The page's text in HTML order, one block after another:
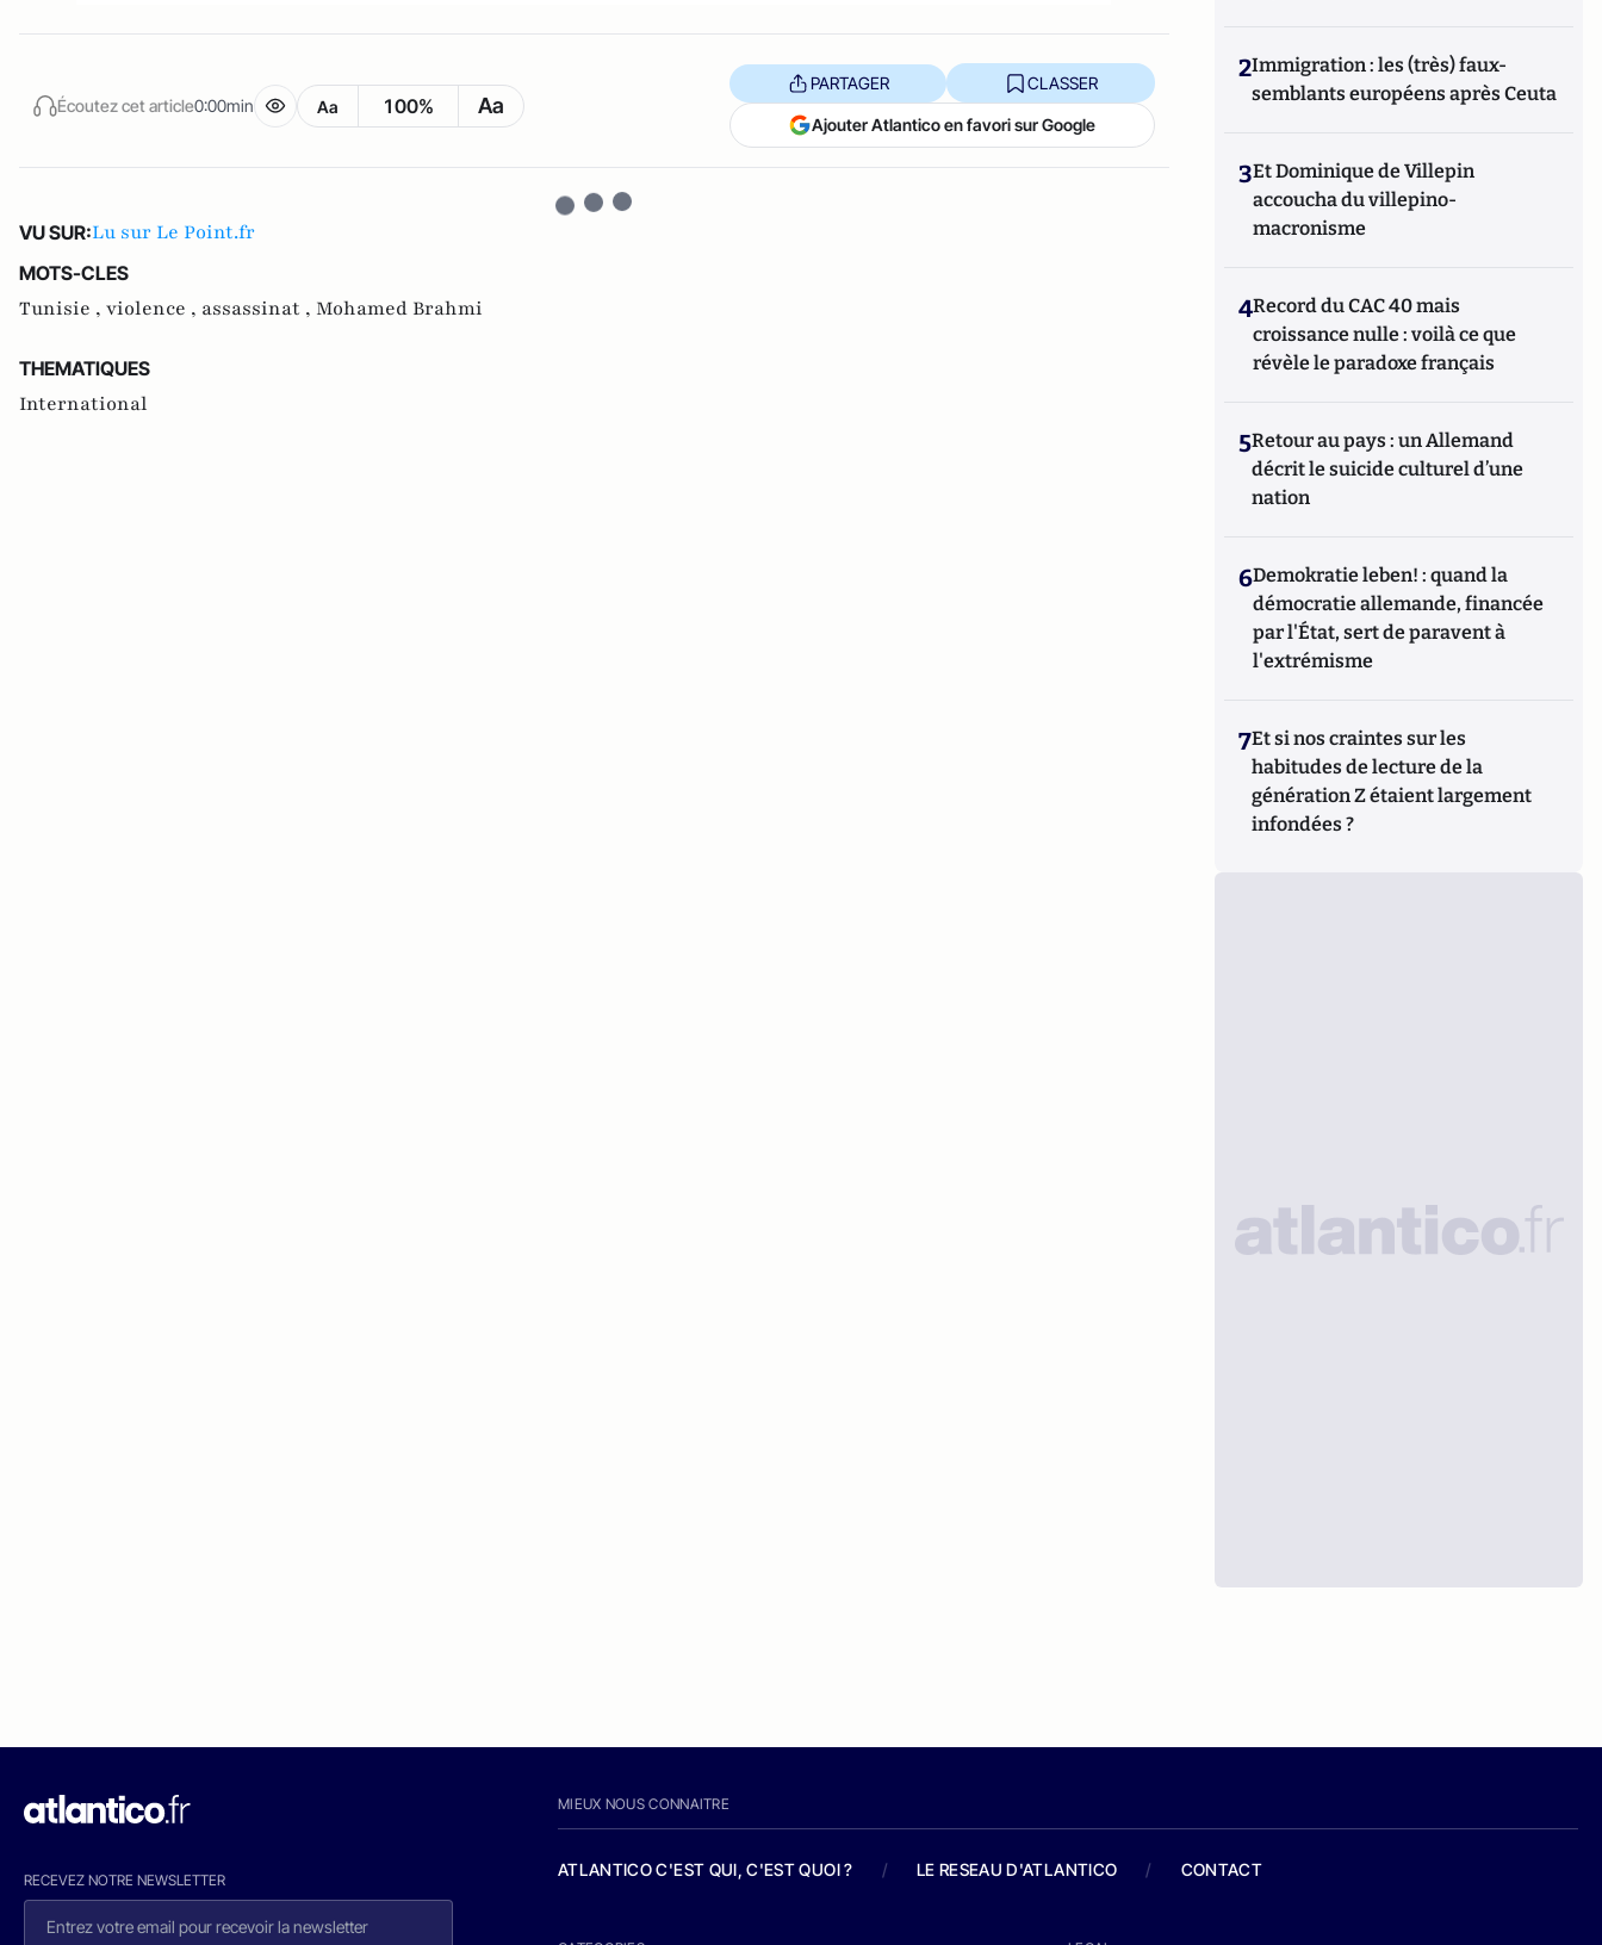
Écoutez cet article0:00min Aa 100% Aa
PARTAGER CLASSER
Ajouter Atlantico en favori sur Google
VU SUR:Lu sur Le Point.fr
MOTS-CLES
Tunisie , violence , assassinat , Mohamed Brahmi
THEMATIQUES
International
2Immigration : les (très) faux-
semblants européens après Ceuta
3Et Dominique de Villepin
accoucha du villepino-
macronisme
4Record du CAC 40 mais
croissance nulle : voilà ce que
révèle le paradoxe français
5Retour au pays : un Allemand
décrit le suicide culturel d’une
nation
6Demokratie leben! : quand la
démocratie allemande, financée
par l'État, sert de paravent à
l'extrémisme
7Et si nos craintes sur les
habitudes de lecture de la
génération Z étaient largement
infondées ?
RECEVEZ NOTRE NEWSLETTER
MIEUX NOUS CONNAITRE
ATLANTICO C'EST QUI, C'EST QUOI ? / LE RESEAU D'ATLANTICO / CONTACT